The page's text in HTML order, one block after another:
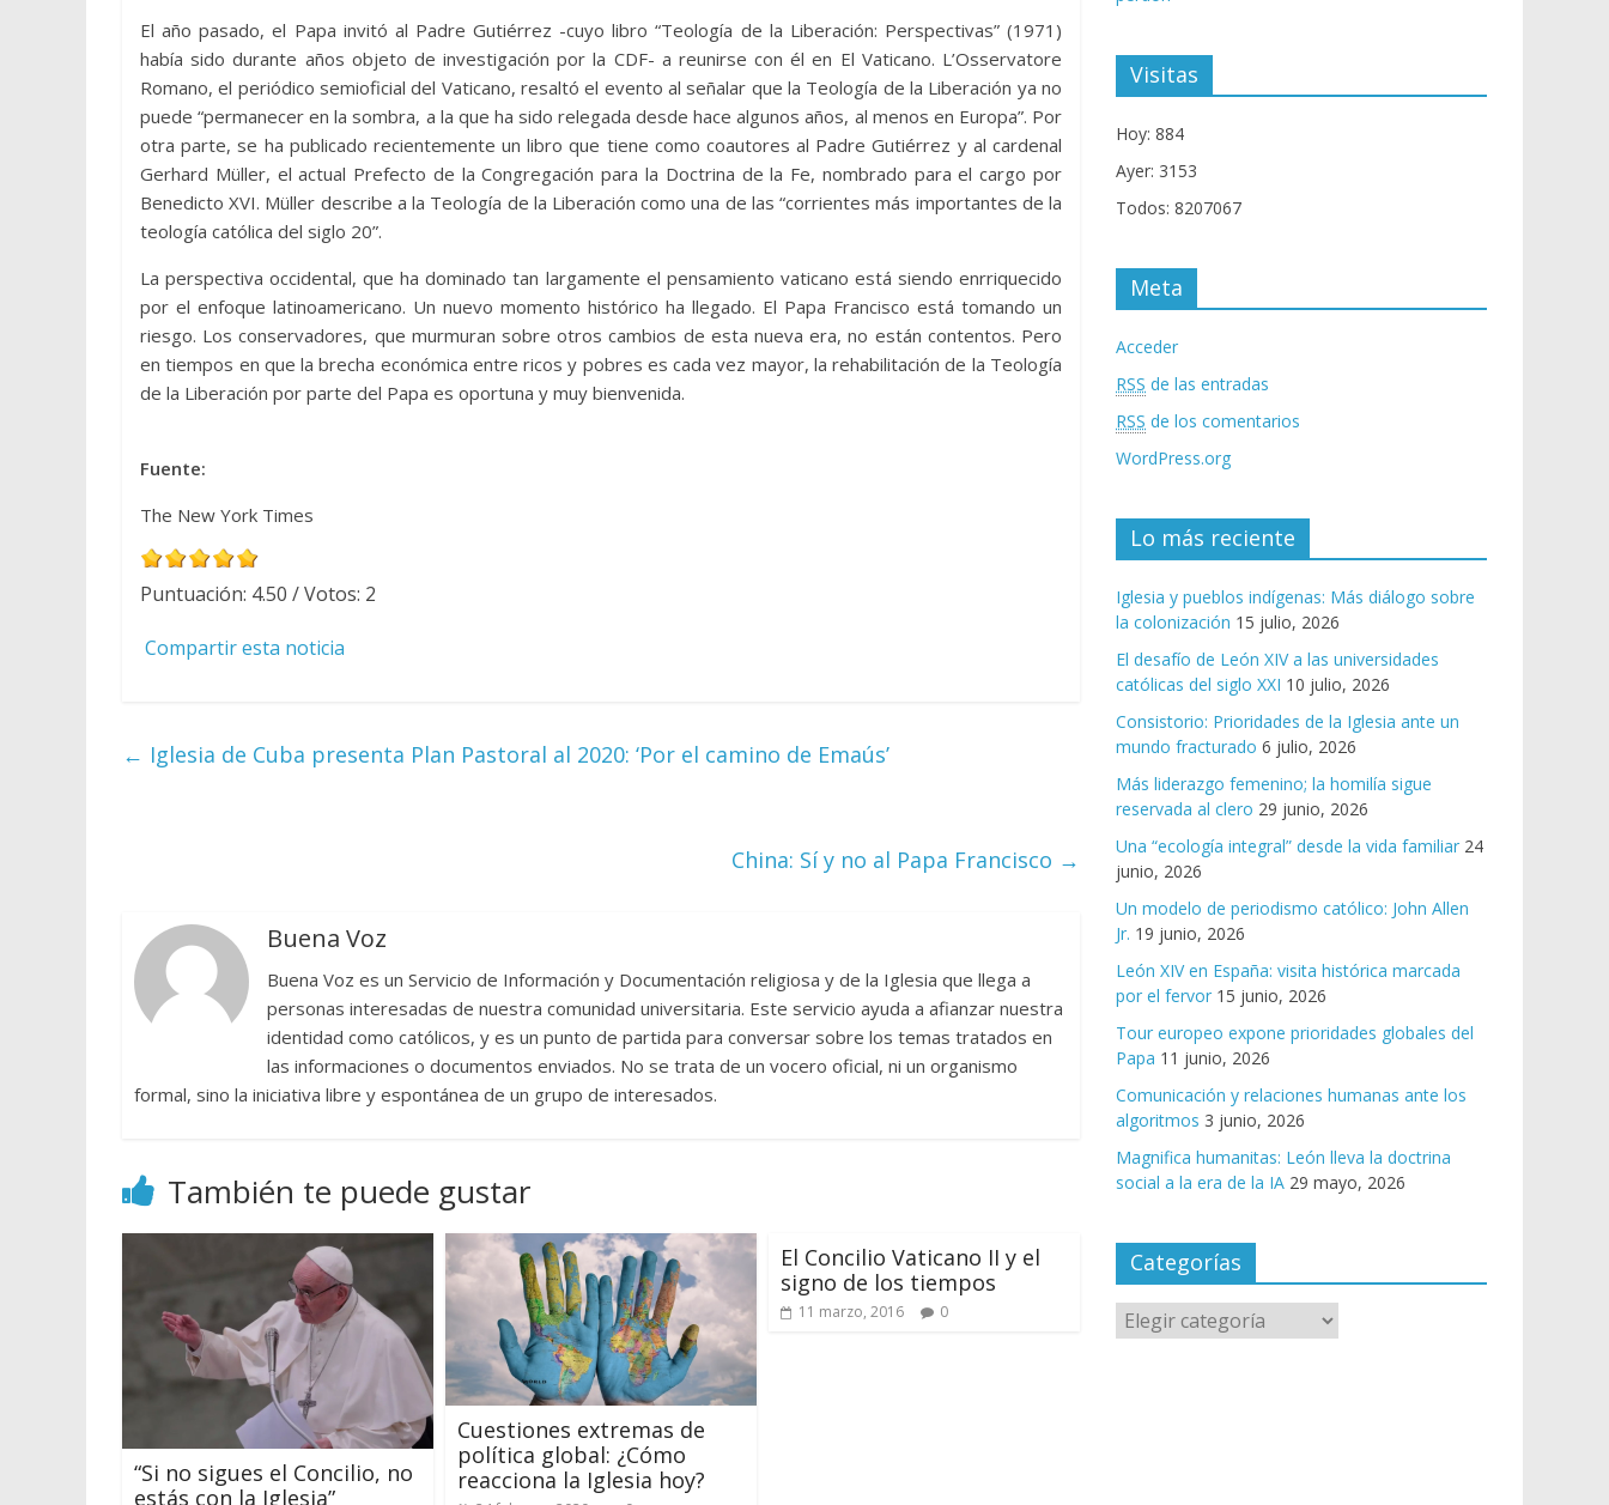
El año pasado, el Papa invitó al Padre Gutiérrez -cuyo libro “Teología de la Liberación: Perspectivas” (1971)
había sido durante años objeto de investigación por la CDF- a reunirse con él en El Vaticano. L’Osservatore
Romano, el periódico semioficial del Vaticano, resaltó el evento al señalar que la Teología de la Liberación ya no
puede “permanecer en la sombra, a la que ha sido relegada desde hace algunos años, al menos en Europa”. Por
otra parte, se ha publicado recientemente un libro que tiene como coautores al Padre Gutiérrez y al cardenal
Gerhard Müller, el actual Prefecto de la Congregación para la Doctrina de la Fe, nombrado para el cargo por
Benedicto XVI. Müller describe a la Teología de la Liberación como una de las “corrientes más importantes de la
teología católica del siglo 20”.
La perspectiva occidental, que ha dominado tan largamente el pensamiento vaticano está siendo enrriquecido
por el enfoque latinoamericano. Un nuevo momento histórico ha llegado. El Papa Francisco está tomando un
riesgo. Los conservadores, que murmuran sobre otros cambios de esta nueva era, no están contentos. Pero
en tiempos en que la brecha económica entre ricos y pobres es cada vez mayor, la rehabilitación de la Teología
de la Liberación por parte del Papa es oportuna y muy bienvenida.
Fuente:
The New York Times
Puntuación: 4.50 / Votos: 2
Compartir esta noticia
← Iglesia de Cuba presenta Plan Pastoral al 2020: ‘Por el camino de Emaús’
China: Sí y no al Papa Francisco →
Buena Voz
Buena Voz es un Servicio de Información y Documentación religiosa y de la Iglesia que llega a
personas interesadas de nuestra comunidad universitaria. Este servicio ayuda a afianzar nuestra
identidad como católicos, y es un punto de partida para conversar sobre los temas tratados en
las informaciones o documentos enviados. No se trata de un vocero oficial, ni un organismo
formal, sino la iniciativa libre y espontánea de un grupo de interesados.
También te puede gustar
“Si no sigues el Concilio, no
estás con la Iglesia”
Cuestiones extremas de
política global: ¿Cómo
reacciona la Iglesia hoy?
El Concilio Vaticano II y el
signo de los tiempos
11 marzo, 2016 0
Visitas
Hoy: 884
Ayer: 3153
Todos: 8207067
Meta
Acceder
RSS de las entradas
RSS de los comentarios
WordPress.org
Lo más reciente
Iglesia y pueblos indígenas: Más diálogo sobre
la colonización 15 julio, 2026
El desafío de León XIV a las universidades
católicas del siglo XXI 10 julio, 2026
Consistorio: Prioridades de la Iglesia ante un
mundo fracturado 6 julio, 2026
Más liderazgo femenino; la homilía sigue
reservada al clero 29 junio, 2026
Una “ecología integral” desde la vida familiar 24
junio, 2026
Un modelo de periodismo católico: John Allen
Jr. 19 junio, 2026
León XIV en España: visita histórica marcada
por el fervor 15 junio, 2026
Tour europeo expone prioridades globales del
Papa 11 junio, 2026
Comunicación y relaciones humanas ante los
algoritmos 3 junio, 2026
Magnifica humanitas: León lleva la doctrina
social a la era de la IA 29 mayo, 2026
Categorías